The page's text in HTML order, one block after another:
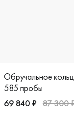
Обручальное
585 пробы
69 840 ₽ 87 300